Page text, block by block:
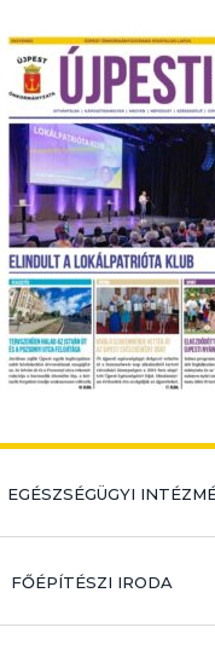
EGÉSZSÉGÜGYI
FŐÉPÍTÉSZI IRODA